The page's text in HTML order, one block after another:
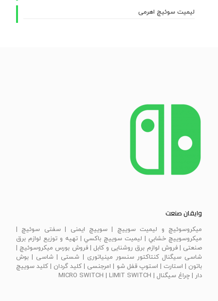
لیمیت سوئیچ اهرمی
وایقان صنعت
ميكروسوئيچ و ليميت سوييچ | سویيچ ايمنی | سفتی سوئيچ |
ميكروسوييچ خشابي | ليميت سوييچ باكسي | تهیه و توزیع لوازم برق
صنعتی | فروش لوازم برق روشنایی و کابل | فروش بورس میکروسوئیچ |
شاسی سیگنال کنتاکتور سنسور مینیاتوری | شستی | شاسی | بوش
باتون | استارت | استوپ قفل شو | امرجنسی | كليد گردان | كليد سوييچ
دار | چراغ سيگنال | MICRO SWITCH | LIMIT SWITCH